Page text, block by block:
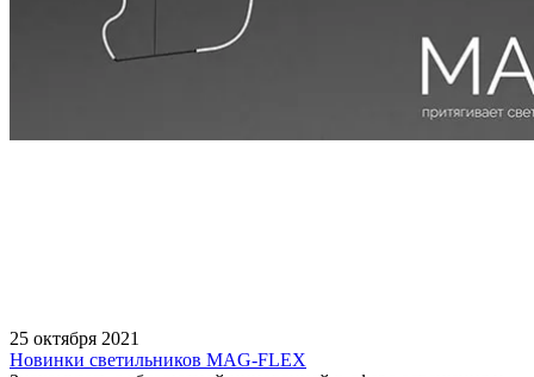
25 октября 2021
Новинки светильников MAG-FLEX